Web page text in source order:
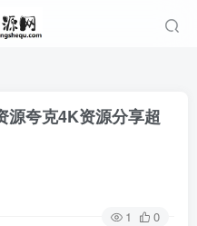
源夸克4K资源分享超
1 0